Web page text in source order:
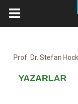
Prof. Dr. Stefan
YAZARLAR